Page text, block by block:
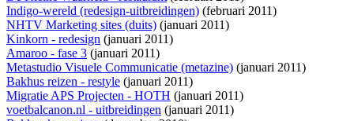
Indigo-wereld (redesign-uitbreidingen) (februari 2011)
NHTV Marketing sites (duits) (januari 2011)
Kinkorn - redesign (januari 2011)
Amaroo - fase 3 (januari 2011)
Metastudio Visuele Communicatie (metazine) (januari 2011)
Bakhus reizen - restyle (januari 2011)
Migratie APS Projecten - HOTH (januari 2011)
voetbalcanon.nl - uitbreidingen (januari 2011)